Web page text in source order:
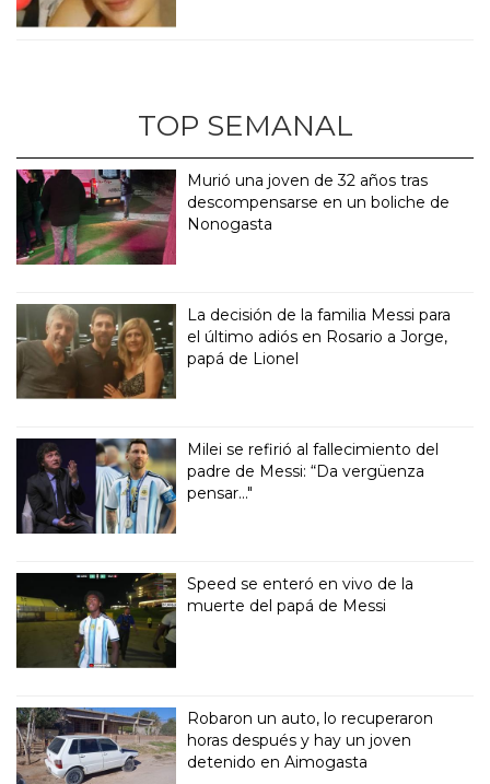
TOP SEMANAL
Murió una joven de 32 años tras
descompensarse en un boliche de
Nonogasta
La decisión de la familia Messi para
el último adiós en Rosario a Jorge,
papá de Lionel
Milei se refirió al fallecimiento del
padre de Messi: “Da vergüenza
pensar..."
Speed se enteró en vivo de la
muerte del papá de Messi
Robaron un auto, lo recuperaron
horas después y hay un joven
detenido en Aimogasta